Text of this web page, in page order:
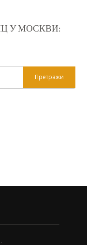
У МОСКВИ:
.